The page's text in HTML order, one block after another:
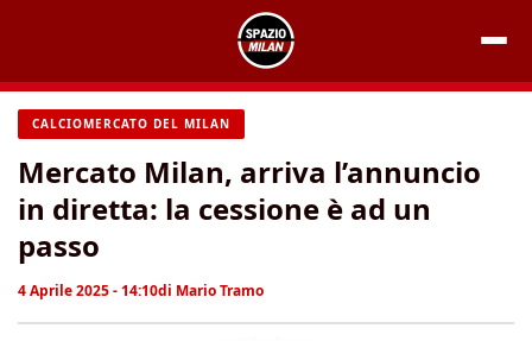
contenuto
CALCIOMERCATO DEL MILAN
Mercato Milan, arriva l’annuncio
in diretta: la cessione è ad un
passo
4 Aprile 2025 - 14:10di Mario Tramo